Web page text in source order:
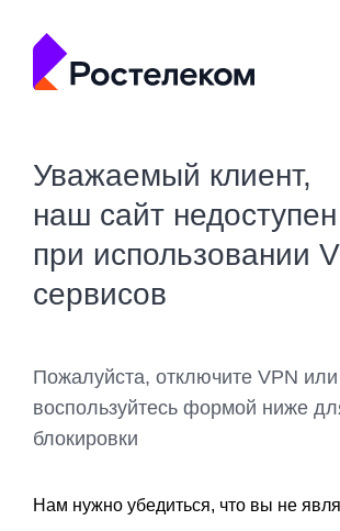
Уважаемый клиент,
наш сайт недоступен
при использовании
сервисов
Пожалуйста, отключите VPN или
воспользуйтесь формой ниже
блокировки
Нам нужно убедиться, что вы не